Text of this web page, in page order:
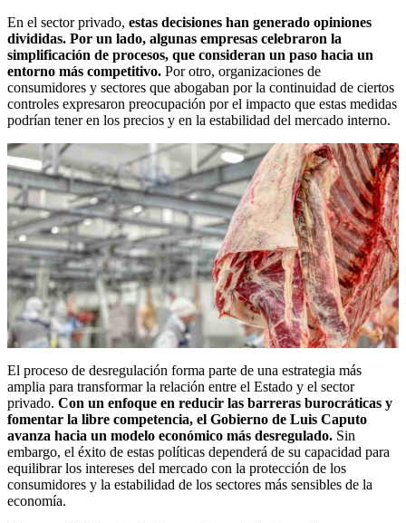
En el sector privado, estas decisiones han generado opiniones
divididas. Por un lado, algunas empresas celebraron la
simplificación de procesos, que consideran un paso hacia un
entorno más competitivo. Por otro, organizaciones de
consumidores y sectores que abogaban por la continuidad de ciertos
controles expresaron preocupación por el impacto que estas medidas
podrían tener en los precios y en la estabilidad del mercado interno.
El proceso de desregulación forma parte de una estrategia más
amplia para transformar la relación entre el Estado y el sector
privado. Con un enfoque en reducir las barreras burocráticas y
fomentar la libre competencia, el Gobierno de Luis Caputo
avanza hacia un modelo económico más desregulado. Sin
embargo, el éxito de estas políticas dependerá de su capacidad para
equilibrar los intereses del mercado con la protección de los
consumidores y la estabilidad de los sectores más sensibles de la
economía.